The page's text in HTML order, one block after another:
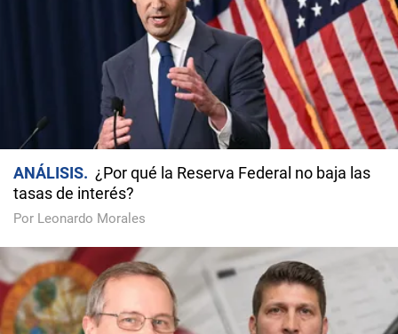
ANÁLISIS
¿Por qué la Reserva Federal no baja las
tasas de interés?
Por Leonardo Morales